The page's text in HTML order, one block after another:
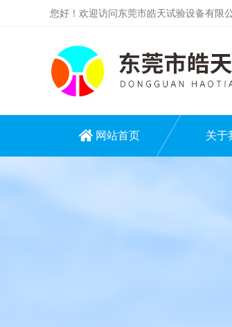
您好！欢迎访问东莞市皓天试验设备有限
网站首页 关于